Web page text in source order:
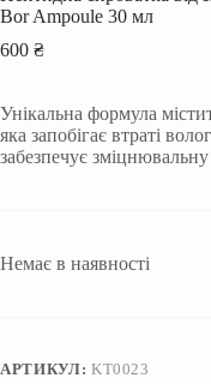
Bor Ampoule 30 мл
600 ₴
Унікальна формула
яка запобігає втраті
забезпечує
Немає в наявності
АРТИКУЛ: KT0023